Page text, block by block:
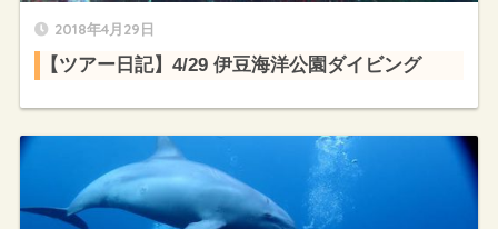
2018年4月29日
【ツアー日記】4/29 伊豆海洋公園ダイビング